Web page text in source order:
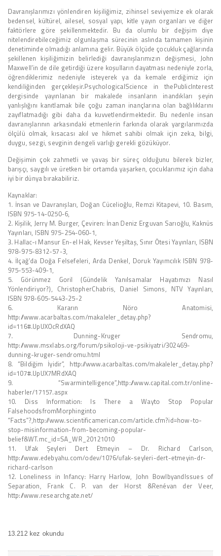
Davranışlarımızı yönlendiren kişiliğimiz, zihinsel seviyemize ek olarak
bedensel, kültürel, ailesel, sosyal yapı, kitle yayın organları ve diğer
faktörlere göre şekillenmektedir. Bu da olumlu bir değişim diye
nitelendirebileceğimiz olgunlaşma sürecinin aslında tamamen kişinin
denetiminde olmadığı anlamına gelir. Büyük ölçüde çocukluk çağlarında
şekillenen kişiliğimizin belirlediği davranışlarımızın değişmesi, John
Maxwell’in de dile getirdiği üzere koşulların dayatması nedeniyle zorla,
öğrendiklerimiz nedeniyle isteyerek ya da kemale erdiğimiz için
kendiliğinden gerçekleşir.PsychologicalScience in thePublicInterest
dergisinde yayınlanan bir makalede insanların inandıkları şeyin
yanlışlığını kanıtlamak bile çoğu zaman inançlarına olan bağlılıklarını
zayıflatmadığı gibi daha da kuvvetlendirmektedir. Bu nedenle insan
davranışlarının arkasındaki etmenlerin farkında olarak yargılarımızda
ölçülü olmak, kısacası akıl ve hikmet sahibi olmak için zeka, bilgi,
duygu, sezgi, sevginin dengeli varlığı gerekli gözüküyor.
Değişimin çok zahmetli ve yavaş bir süreç olduğunu bilerek bizler,
barışçı, saygılı ve üretken bir ortamda yaşarken, çocuklarımız için daha
iyi bir dünya bırakabiliriz.
Kaynaklar:
1. İnsan ve Davranışları, Doğan Cücelioğlu, Remzi Kitapevi, 10. Basım,
ISBN 975-14-0250-6,
2. Kişilik, Jerry M. Burger, Çeviren: İnan Deniz Erguvan Sarıoğlu, Kaknüs
Yayınları, ISBN 975-254-060-1,
3. Hallac-ı Mansur En-el Hak, Kevser Yeşiltaş, Sınır Ötesi Yayınları, ISBN
978-975-8312-57-3,
4. İlçağ’da Doğa Felsefeleri, Arda Denkel, Doruk Yayımcılık ISBN 978-
975-553-409-1,
5. Görünmez Goril (Gündelik Yanılsamalar Hayatımızı Nasıl
Yönlendiriyor?), ChristopherChabris, Daniel Simons, NTV Yayınları,
ISBN 978-605-5443-25-2
6. Kararın Nöro Anatomisi,
http://www.acarbaltas.com/makaleler_detay.php?
id=116#.UpUXOcRdXAQ
7. Dunning-Kruger Sendromu,
http://www.msxlabs.org/forum/psikoloji-ve-psikiyatri/302469-
dunning-kruger-sendromu.html
8. “Bildiğim İyidir”, http://www.acarbaltas.com/makaleler_detay.php?
id=107#.UpUX7MRdXAQ
9. “Swarmintelligence”,http://www.capital.com.tr/online-
haberler/17157.aspx
10. Diss Information: Is There a Wayto Stop Popular
FalsehoodsfromMorphinginto
“Facts”?,http://www.scientificamerican.com/article.cfm?id=how-to-
stop-misinformation-from-becoming-popular-
belief&WT.mc_id=SA_WR_20121010
11. Ufak Şeyleri Dert Etmeyin – Dr. Richard Carlson,
http://www.edebyahu.com/odev/1076/ufak-seyleri-dert-etmeyin-dr-
richard-carlson
12. Loneliness in Infancy: Harry Harlow, John BowlbyandIssues of
Separation, Frank C. P. van der Horst &Renévan der Veer,
http://www.researchgate.net/
13.212 kez okundu